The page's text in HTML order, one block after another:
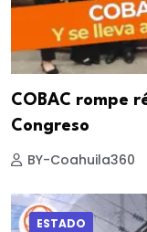
COBAC rompe
Congreso
BY-Coahuila360
ESTADO